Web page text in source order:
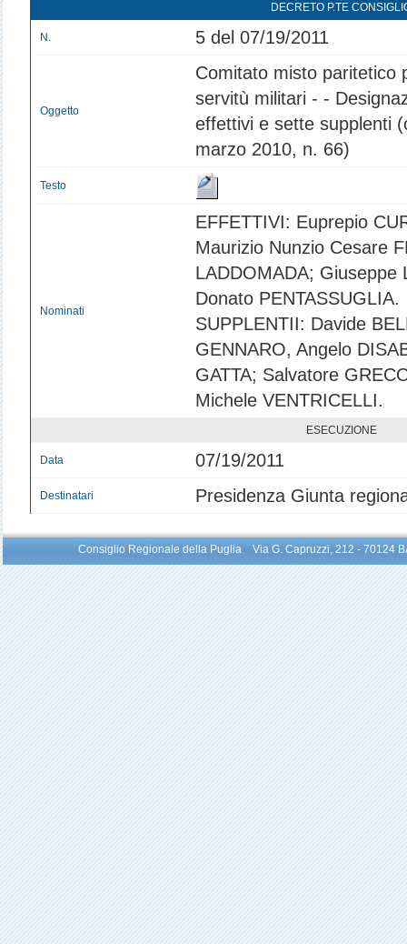
DECRETO P.TE
N. 5 del 07/19/2011
Oggetto
Comitato misto paritetico
servitù militari - -
effettivi e sette supplenti
marzo 2010, n. 66)
Testo
Nominati
EFFETTIVI: Euprepio
Maurizio Nunzio Cesare
LADDOMADA;
Donato PENTASSUGLIA.
SUPPLENTII: Davide
GENNARO, Angelo
GATTA; Salvatore
Michele VENTRICELLI.
ESECUZIONE
Data 07/19/2011
Destinatari Presidenza Giunta
Consiglio Regionale della Puglia Via G. Capruzzi, 212 -